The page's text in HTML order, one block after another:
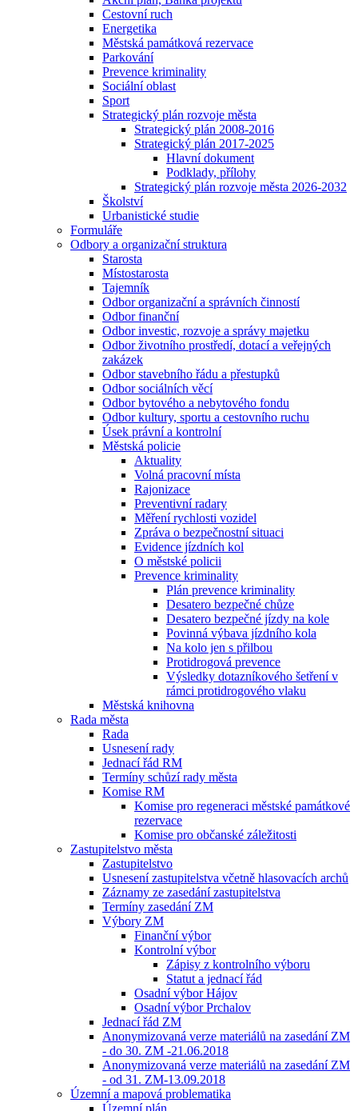
Cestovní ruch
Energetika
Městská památková rezervace
Parkování
Prevence kriminality
Sociální oblast
Sport
Strategický plán rozvoje města
Strategický plán 2008-2016
Strategický plán 2017-2025
Hlavní dokument
Podklady, přílohy
Strategický plán rozvoje města 2026-2032
Školství
Urbanistické studie
Formuláře
Odbory a organizační struktura
Starosta
Místostarosta
Tajemník
Odbor organizační a správních činností
Odbor finanční
Odbor investic, rozvoje a správy majetku
Odbor životního prostředí, dotací a veřejných
zakázek
Odbor stavebního řádu a přestupků
Odbor sociálních věcí
Odbor bytového a nebytového fondu
Odbor kultury, sportu a cestovního ruchu
Úsek právní a kontrolní
Městská policie
Aktuality
Volná pracovní místa
Rajonizace
Preventivní radary
Měření rychlosti vozidel
Zpráva o bezpečnostní situaci
Evidence jízdních kol
O městské policii
Prevence kriminality
Plán prevence kriminality
Desatero bezpečné chůze
Desatero bezpečné jízdy na kole
Povinná výbava jízdního kola
Na kolo jen s přilbou
Protidrogová prevence
Výsledky dotazníkového šetření v
rámci protidrogového vlaku
Městská knihovna
Rada města
Rada
Usnesení rady
Jednací řád RM
Termíny schůzí rady města
Komise RM
Komise pro regeneraci městské památkové
rezervace
Komise pro občanské záležitosti
Zastupitelstvo města
Zastupitelstvo
Usnesení zastupitelstva včetně hlasovacích archů
Záznamy ze zasedání zastupitelstva
Termíny zasedání ZM
Výbory ZM
Finanční výbor
Kontrolní výbor
Zápisy z kontrolního výboru
Statut a jednací řád
Osadní výbor Hájov
Osadní výbor Prchalov
Jednací řád ZM
Anonymizovaná verze materiálů na zasedání ZM
- do 30. ZM -21.06.2018
Anonymizovaná verze materiálů na zasedání ZM
- od 31. ZM-13.09.2018
Územní a mapová problematika
Územní plán